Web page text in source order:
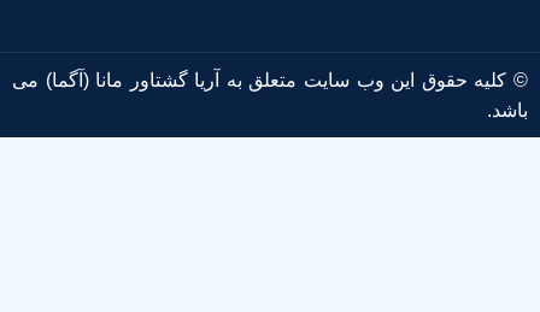
© کلیه حقوق این وب سایت متعلق به آریا گشتاور مانا (آگما) می
باشد.